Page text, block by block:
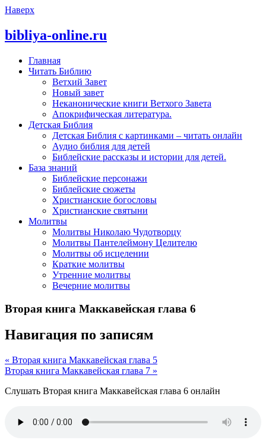
Наверх
bibliya-online.ru
Главная
Читать Библию
Ветхий Завет
Новый завет
Неканонические книги Ветхого Завета
Апокрифическая литература.
Детская Библия
Детская Библия с картинками – читать онлайн
Аудио библия для детей
Библейские рассказы и истории для детей.
База знаний
Библейские персонажи
Библейские сюжеты
Христианские богословы
Христианские святыни
Молитвы
Молитвы Николаю Чудотворцу
Молитвы Пантелеймону Целителю
Молитвы об исцелении
Краткие молитвы
Утренние молитвы
Вечерние молитвы
Вторая книга Маккавейская глава 6
Навигация по записям
« Вторая книга Маккавейская глава 5
Вторая книга Маккавейская глава 7 »
Слушать Вторая книга Маккавейская глава 6 онлайн